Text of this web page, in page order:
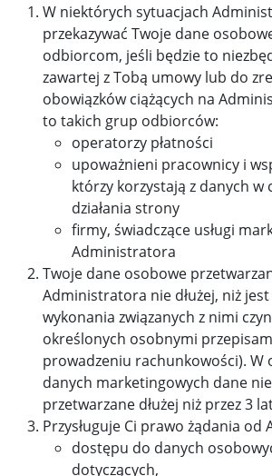
W niektórych sytuacjach
przekazywać Twoje dane
odbiorcom, jeśli będzie to
zawartej z Tobą umowy lub do
obowiązków ciążących na
to takich grup odbiorców:
operatorzy płatności
upoważnieni pracownicy i
którzy korzystają z danych w
działania strony
firmy, świadczące usługi
Administratora
Twoje dane osobowe
Administratora nie dłużej, niż
wykonania związanych z nimi
określonych osobnymi
prowadzeniu rachunkowości). W
danych marketingowych dane
przetwarzane dłużej niż przez 3
Przysługuje Ci prawo żądania
dostępu do danych
dotyczących,